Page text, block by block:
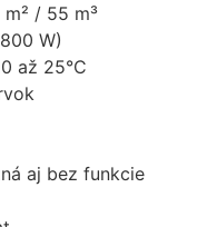
/ 55 m³
W)
až 25°C
aj bez funkcie